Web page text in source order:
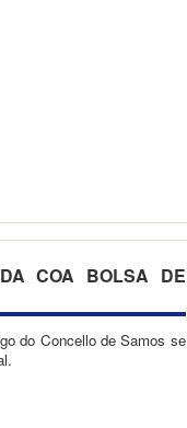
COA BOLSA DE
do Concello de Samos se